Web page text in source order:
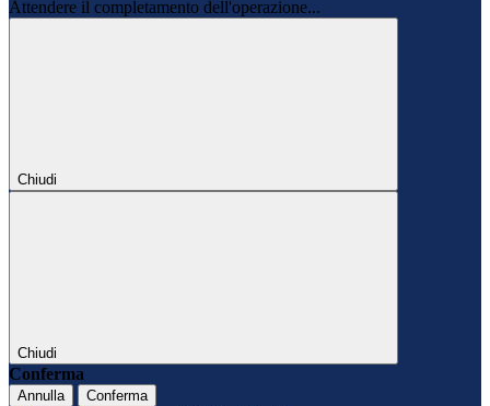
Attendere il completamento dell'operazione...
Chiudi
Chiudi
Conferma
Annulla Conferma